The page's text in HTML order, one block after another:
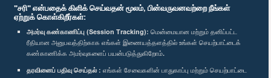
"சரி" என்பதைக் கிளிக் செய்வதன் மூலம், பின்வருவனவற்றை நீங்கள்
ஏற்றுக் கொள்கிறீர்கள்:
அமர்வு கண்காணிப்பு (Session Tracking): மென்மையான மற்றும் தனிப்பட்ட
ரீதியான அனுபவத்திற்காக எங்கள் இணையத்தளத்தில் உங்கள் செயற்பாட்டைக்
கண்காணிக்க அமர்வுகளைப் பயன்படுத்துகிறோம்.
தரவினைப் பதிவு செய்தல் : எங்கள் சேவைகளின் பாதுகாப்பு மற்றும் செயற்பாட்டை
எம்மை பின்தொடர்க :